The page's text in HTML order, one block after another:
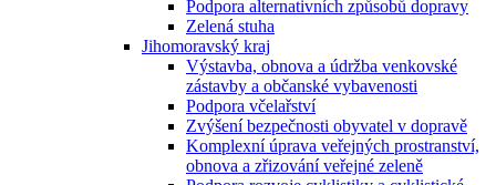
Podpora alternativních způsobů dopravy
Zelená stuha
Jihomoravský kraj
Výstavba, obnova a údržba venkovské
zástavby a občanské vybavenosti
Podpora včelařství
Zvýšení bezpečnosti obyvatel v dopravě
Komplexní úprava veřejných prostranství,
obnova a zřizování veřejné zeleně